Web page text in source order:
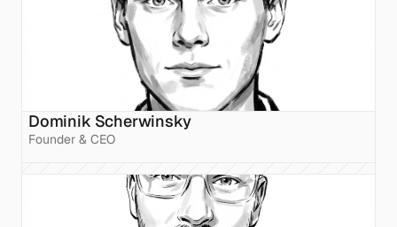
Dominik Scherwinsky
Founder & CEO